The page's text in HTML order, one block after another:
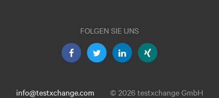
FOLGEN SIE UNS
info@testxchange.com © 2026 testxchange GmbH